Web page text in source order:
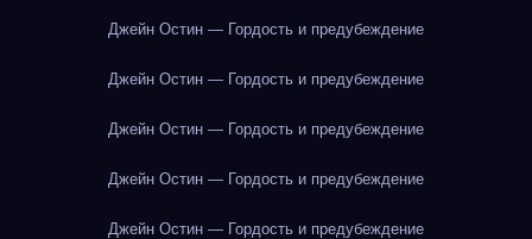
Джейн Остин — Гордость и предубеждение
Джейн Остин — Гордость и предубеждение
Джейн Остин — Гордость и предубеждение
Джейн Остин — Гордость и предубеждение
Джейн Остин — Гордость и предубеждение